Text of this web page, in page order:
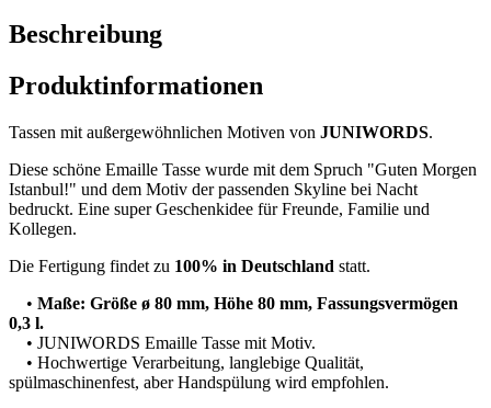
Beschreibung
Produktinformationen
Tassen mit außergewöhnlichen Motiven von JUNIWORDS.
Diese schöne Emaille Tasse wurde mit dem Spruch "Guten Morgen
Istanbul!" und dem Motiv der passenden Skyline bei Nacht
bedruckt. Eine super Geschenkidee für Freunde, Familie und
Kollegen.
Die Fertigung findet zu 100% in Deutschland statt.
• Maße: Größe ø 80 mm, Höhe 80 mm, Fassungsvermögen
0,3 l.
• JUNIWORDS Emaille Tasse mit Motiv.
• Hochwertige Verarbeitung, langlebige Qualität,
spülmaschinenfest, aber Handspülung wird empfohlen.